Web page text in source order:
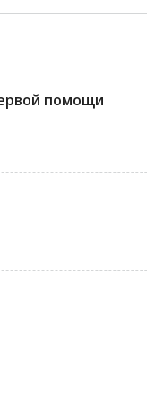
помощи